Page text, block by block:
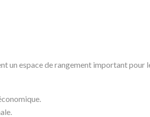
un espace de rangement important